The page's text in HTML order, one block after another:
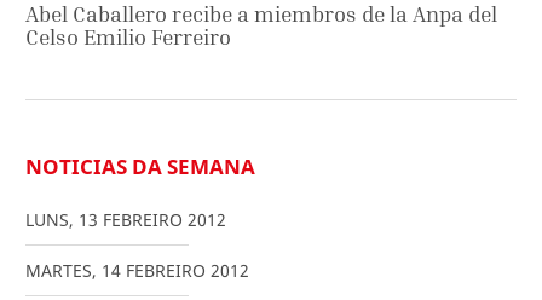
Abel Caballero recibe a miembros de la Anpa del
Celso Emilio Ferreiro
NOTICIAS DA SEMANA
LUNS, 13 FEBREIRO 2012
MARTES, 14 FEBREIRO 2012